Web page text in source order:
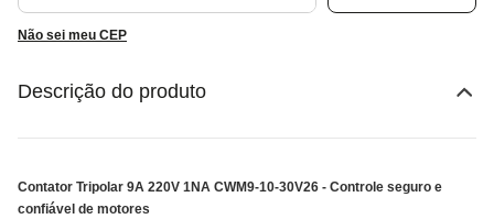
Não sei meu CEP
Descrição do produto
Contator Tripolar 9A 220V 1NA CWM9-10-30V26 - Controle seguro e
confiável de motores